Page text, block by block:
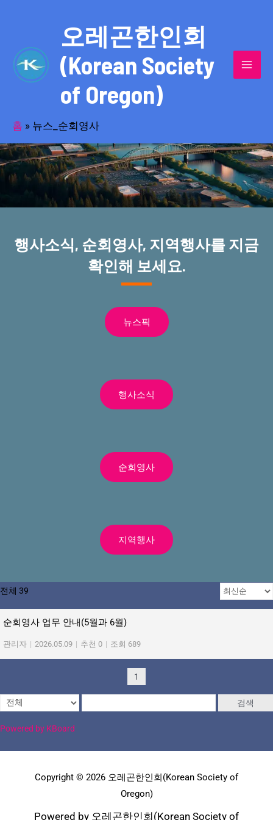
오레곤한인회
(Korean Society
of Oregon)
홈 » 뉴스_순회영사
반세기의 세월을 품고 동포사회를 섬겨온
오레곤한인회!
행사소식, 순회영사, 지역행사를 지금
확인해 보세요.
뉴스픽
행사소식
순회영사
지역행사
전체 39
순회영사 업무 안내(5월과 6월)
관리자 | 2026.05.09 | 추천 0 | 조회 689
1
검색
Powered by KBoard
Copyright © 2026 오레곤한인회(Korean Society of
Oregon)
Powered by 오레곤한인회(Korean Society of